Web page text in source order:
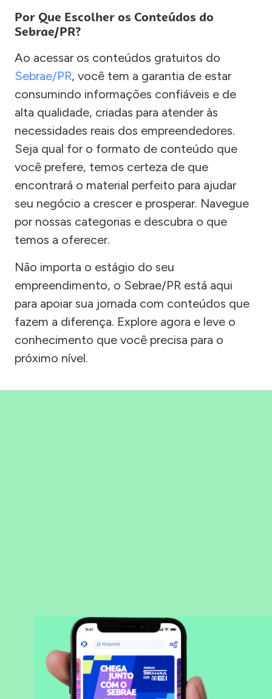
Por Que Escolher os Conteúdos do
Sebrae/PR?
Ao acessar os conteúdos gratuitos do
Sebrae/PR, você tem a garantia de estar
consumindo informações confiáveis e de
alta qualidade, criadas para atender às
necessidades reais dos empreendedores.
Seja qual for o formato de conteúdo que
você prefere, temos certeza de que
encontrará o material perfeito para ajudar
seu negócio a crescer e prosperar. Navegue
por nossas categorias e descubra o que
temos a oferecer.
Não importa o estágio do seu
empreendimento, o Sebrae/PR está aqui
para apoiar sua jornada com conteúdos que
fazem a diferença. Explore agora e leve o
conhecimento que você precisa para o
próximo nível.